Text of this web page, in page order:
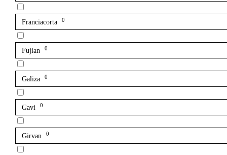
Franciacorta 0
Fujian 0
Galiza 0
Gavi 0
Girvan 0